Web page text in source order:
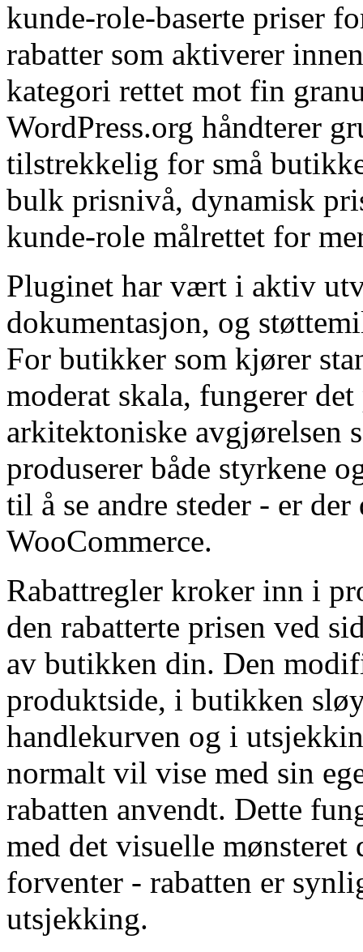
kunde-role-baserte priser
rabatter som aktiverer
kategori rettet mot fin
WordPress.org håndterer
tilstrekkelig for små
bulk prisnivå, dynamisk
kunde-role målrettet for
Pluginet har vært i aktiv
dokumentasjon, og
For butikker som kjører
moderat skala, fungerer
arkitektoniske avgjørelsen
produserer både styrkene
til å se andre steder - er
WooCommerce.
Rabattregler kroker inn i
den rabatterte prisen ved
av butikken din. Den
produktside, i butikken
handlekurven og i
normalt vil vise med sin
rabatten anvendt. Dette
med det visuelle
forventer - rabatten er
utsjekking.